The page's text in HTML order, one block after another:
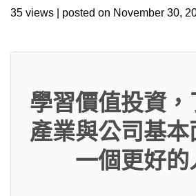
35 views posted on November 30,
學習價值投資，
產業與公司基
一個更好的